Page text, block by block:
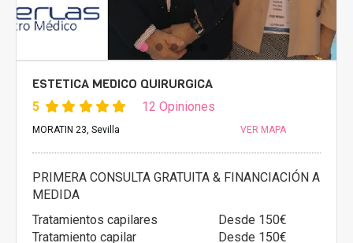
ESTETICA MEDICO QUIRURGICA
5 12 Opiniones
MORATIN 23, Sevilla VER MAPA
PRIMERA CONSULTA GRATUITA & FINANCIACIÓN A
MEDIDA
Tratamientos capilares
Desde 150€
Tratamiento capilar
Desde 150€